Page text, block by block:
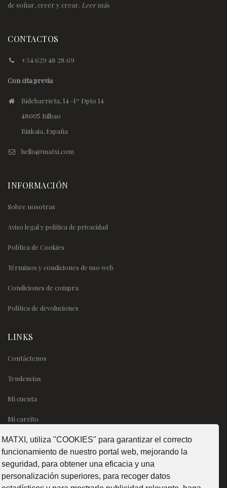
MATXI, utiliza "COOKIES" para garantizar el correcto
funcionamiento de nuestro portal web, mejorando la
seguridad, para obtener una eficacia y una
personalización superiores, para recoger datos
de soñar, creer y crear. Leer más
CONTACTOS
+34 629 48 28 69
Con cita previa
Bidebarrieta, 14 -1º Dpto 14
48005 Bilbao
Bizkaia, España
hello@matxi.com
INFORMACIÓN
Sobre nosotras
Aviso legal y política de privacidad
Política de Cookies
Términos y condiciones de uso web
Condiciones de compra
Política de devoluciones
LINKS
Contáctenos
Tendencias
Mi cuenta
Mi carrito
SÍGUENOS